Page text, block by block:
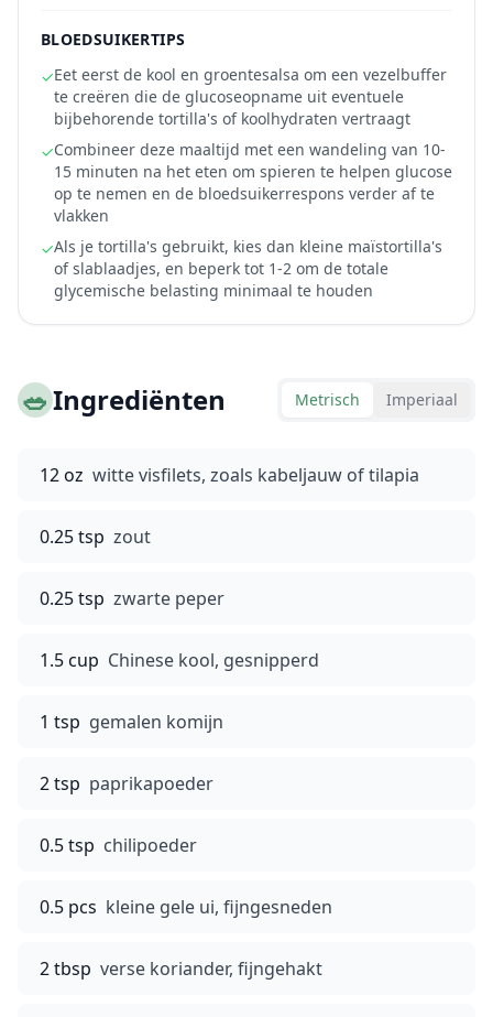
BLOEDSUIKERTIPS
✓Eet eerst de kool en groentesalsa om een vezelbuffer
te creëren die de glucoseopname uit eventuele
bijbehorende tortilla's of koolhydraten vertraagt
✓Combineer deze maaltijd met een wandeling van 10-
15 minuten na het eten om spieren te helpen glucose
op te nemen en de bloedsuikerrespons verder af te
vlakken
✓Als je tortilla's gebruikt, kies dan kleine maïstortilla's
of slablaadjes, en beperk tot 1-2 om de totale
glycemische belasting minimaal te houden
🥗Ingrediënten Metrisch Imperiaal
12 oz witte visfilets, zoals kabeljauw of tilapia
0.25 tsp zout
0.25 tsp zwarte peper
1.5 cup Chinese kool, gesnipperd
1 tsp gemalen komijn
2 tsp paprikapoeder
0.5 tsp chilipoeder
0.5 pcs kleine gele ui, fijngesneden
2 tbsp verse koriander, fijngehakt